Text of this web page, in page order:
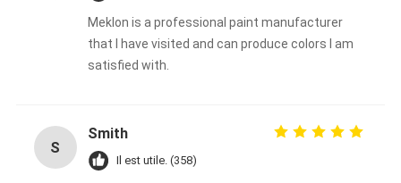
Meklon is a professional paint manufacturer
that I have visited and can produce colors I am
satisfied with.
S
Smith
Il est utile. (358)